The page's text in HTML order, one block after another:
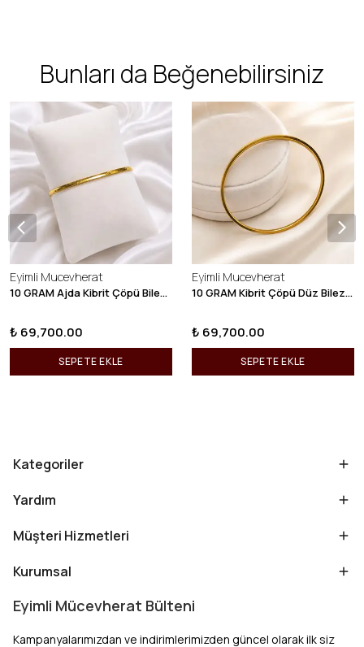
Bunları da Beğenebilirsiniz
Eyimli Mucevherat
10 GRAM Ajda Kibrit Çöpü Bilezik 22 Ayar 22BLZ003
₺ 69,700.00
Eyimli Mucevherat
10 GRAM Kibrit Çöpü Düz Bilezik 22 Ayar 22BLZ001
₺ 69,700.00
Kategoriler
Yardım
Müşteri Hizmetleri
Kurumsal
Eyimli Mücevherat Bülteni